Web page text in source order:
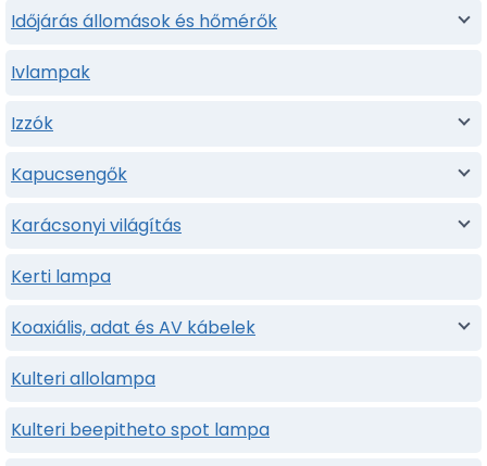
Időjárás állomások és hőmérők
Ivlampak
Izzók
Kapucsengők
Karácsonyi világítás
Kerti lampa
Koaxiális, adat és AV kábelek
Kulteri allolampa
Kulteri beepitheto spot lampa